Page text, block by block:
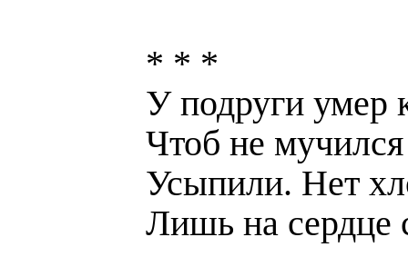
* * *
У подруги умер
Чтоб не
Усыпили. Нет
Лишь на сердце